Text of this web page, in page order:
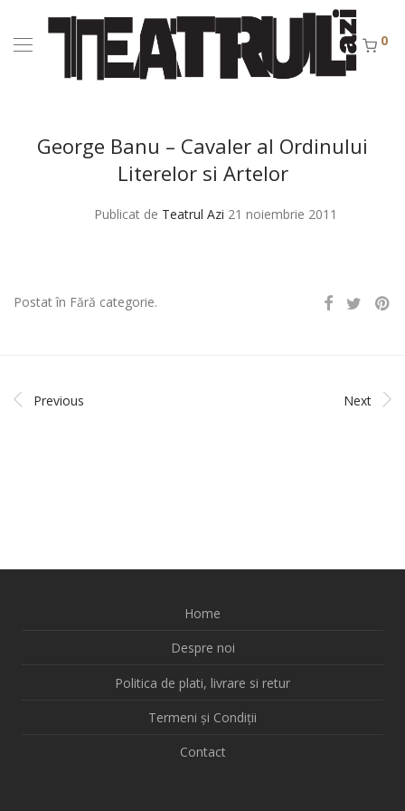
0
George Banu – Cavaler al Ordinului
Literelor si Artelor
Publicat de Teatrul Azi 21 noiembrie 2011
Postat în Fără categorie.
Previous Next
Home
Despre noi
Politica de plati, livrare si retur
Termeni și Condiții
Contact